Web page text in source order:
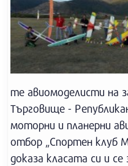
те авиомоделисти на
Търговище -
моторни и планерни
отбор „Спортен клуб
доказа класата си и